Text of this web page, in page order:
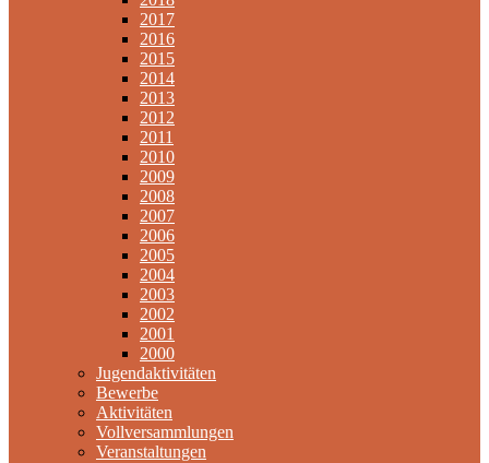
2017
2016
2015
2014
2013
2012
2011
2010
2009
2008
2007
2006
2005
2004
2003
2002
2001
2000
Jugendaktivitäten
Bewerbe
Aktivitäten
Vollversammlungen
Veranstaltungen